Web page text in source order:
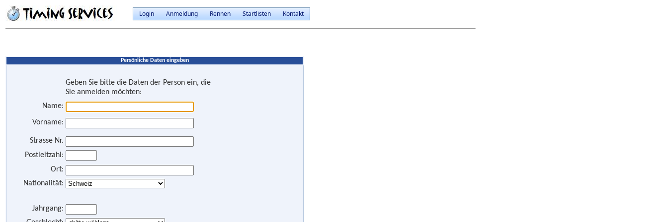
Login Anmeldung Rennen Startlisten Kontakt
Persönliche Daten eingeben
Geben Sie bitte die Daten der Person ein, die
Sie anmelden möchten:
Name:
Vorname:
Strasse Nr.
Postleitzahl:
Ort:
Nationalität:
Jahrgang: